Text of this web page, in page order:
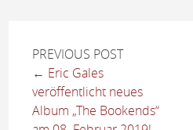
PREVIOUS POST
← Eric Gales
veröffentlicht neues
Album „The Bookends“